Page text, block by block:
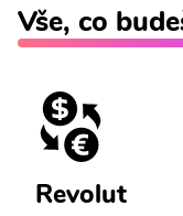
Vše, co
Revolut